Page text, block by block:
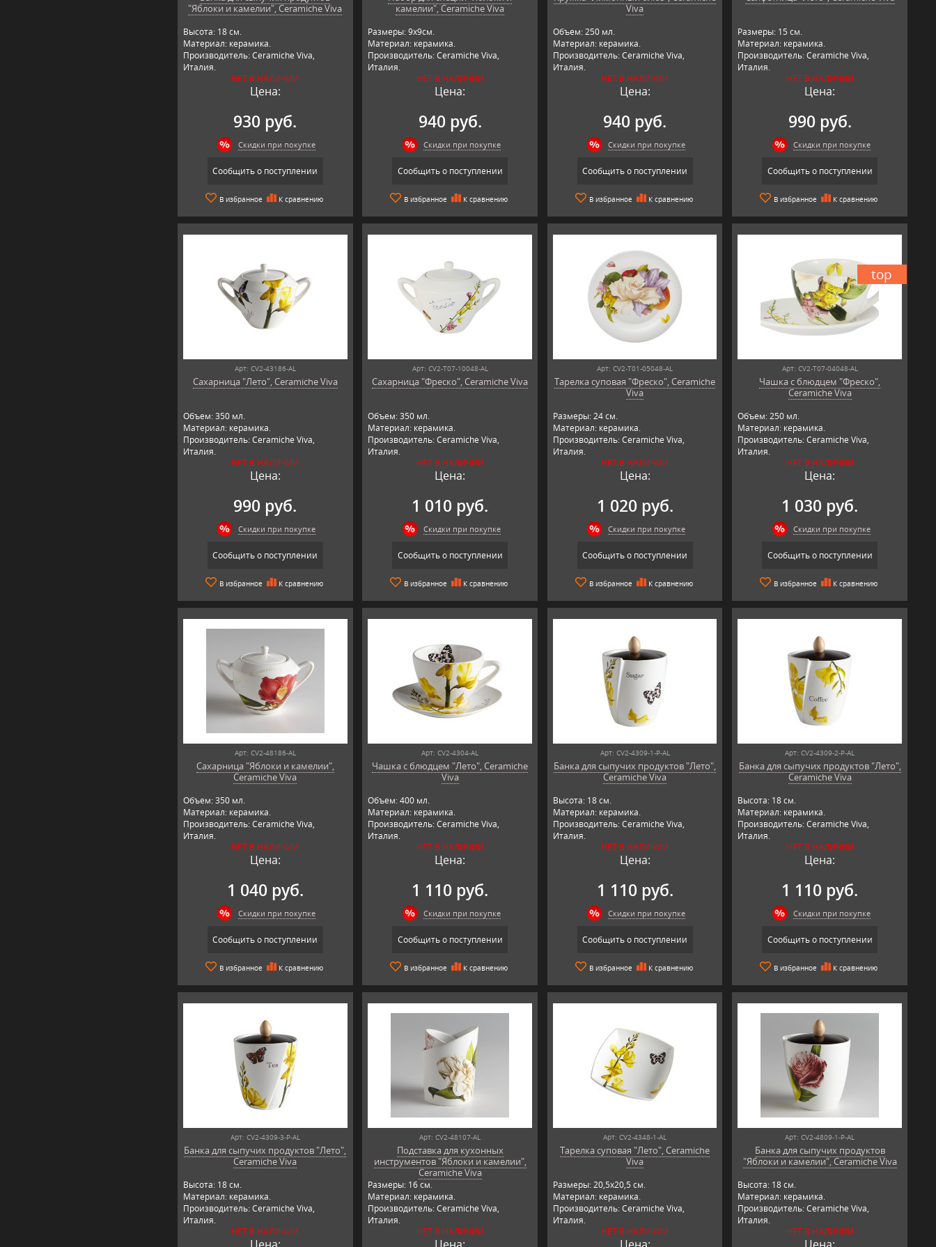
"Яблоки и камелии", Ceramiche Viva
Высота: 18 см.
Материал: керамика.
Производитель: Ceramiche Viva,
Италия.
НЕТ В НАЛИЧИИ
Цена:
930 руб.
Скидки при покупке
Сообщить о поступлении
В избранное К сравнению
камелии", Ceramiche Viva
Размеры: 9х9см.
Материал: керамика.
Производитель: Ceramiche Viva,
Италия.
НЕТ В НАЛИЧИИ
Цена:
940 руб.
Скидки при покупке
Сообщить о поступлении
В избранное К сравнению
Viva
Объем: 250 мл.
Материал: керамика.
Производитель: Ceramiche Viva,
Италия.
НЕТ В НАЛИЧИИ
Цена:
940 руб.
Скидки при покупке
Сообщить о поступлении
В избранное К сравнению
Размеры: 15 см.
Материал: керамика.
Производитель: Ceramiche Viva,
Италия.
НЕТ В НАЛИЧИИ
Цена:
990 руб.
Скидки при покупке
Сообщить о поступлении
В избранное К сравнению
Арт: CV2-43186-AL
Сахарница "Лето", Ceramiche Viva
Объем: 350 мл.
Материал: керамика.
Производитель: Ceramiche Viva,
Италия.
НЕТ В НАЛИЧИИ
Цена:
990 руб.
Скидки при покупке
Сообщить о поступлении
В избранное К сравнению
Арт: CV2-T07-10048-AL
Сахарница "Фреско", Ceramiche Viva
Объем: 350 мл.
Материал: керамика.
Производитель: Ceramiche Viva,
Италия.
НЕТ В НАЛИЧИИ
Цена:
1 010 руб.
Скидки при покупке
Сообщить о поступлении
В избранное К сравнению
Арт: CV2-T01-05048-AL
Тарелка суповая "Фреско", Ceramiche
Viva
Размеры: 24 см.
Материал: керамика.
Производитель: Ceramiche Viva,
Италия.
НЕТ В НАЛИЧИИ
Цена:
1 020 руб.
Скидки при покупке
Сообщить о поступлении
В избранное К сравнению
top
Арт: CV2-T07-04048-AL
Чашка с блюдцем "Фреско",
Ceramiche Viva
Объем: 250 мл.
Материал: керамика.
Производитель: Ceramiche Viva,
Италия.
НЕТ В НАЛИЧИИ
Цена:
1 030 руб.
Скидки при покупке
Сообщить о поступлении
В избранное К сравнению
Арт: CV2-48186-AL
Сахарница "Яблоки и камелии",
Ceramiche Viva
Объем: 350 мл.
Материал: керамика.
Производитель: Ceramiche Viva,
Италия.
НЕТ В НАЛИЧИИ
Цена:
1 040 руб.
Скидки при покупке
Сообщить о поступлении
В избранное К сравнению
Арт: CV2-4304-AL
Чашка с блюдцем "Лето", Ceramiche
Viva
Объем: 400 мл.
Материал: керамика.
Производитель: Ceramiche Viva,
Италия.
НЕТ В НАЛИЧИИ
Цена:
1 110 руб.
Скидки при покупке
Сообщить о поступлении
В избранное К сравнению
Арт: CV2-4309-1-P-AL
Банка для сыпучих продуктов "Лето",
Ceramiche Viva
Высота: 18 см.
Материал: керамика.
Производитель: Ceramiche Viva,
Италия.
НЕТ В НАЛИЧИИ
Цена:
1 110 руб.
Скидки при покупке
Сообщить о поступлении
В избранное К сравнению
Арт: CV2-4309-2-P-AL
Банка для сыпучих продуктов "Лето",
Ceramiche Viva
Высота: 18 см.
Материал: керамика.
Производитель: Ceramiche Viva,
Италия.
НЕТ В НАЛИЧИИ
Цена:
1 110 руб.
Скидки при покупке
Сообщить о поступлении
В избранное К сравнению
Арт: CV2-4309-3-P-AL
Банка для сыпучих продуктов "Лето",
Ceramiche Viva
Высота: 18 см.
Материал: керамика.
Производитель: Ceramiche Viva,
Италия.
НЕТ В НАЛИЧИИ
Арт: CV2-48107-AL
Подставка для кухонных
инструментов "Яблоки и камелии",
Ceramiche Viva
Размеры: 16 см.
Материал: керамика.
Производитель: Ceramiche Viva,
Италия.
НЕТ В НАЛИЧИИ
Арт: CV2-4348-1-AL
Тарелка суповая "Лето", Ceramiche
Viva
Размеры: 20,5х20,5 см.
Материал: керамика.
Производитель: Ceramiche Viva,
Италия.
НЕТ В НАЛИЧИИ
Арт: CV2-4809-1-P-AL
Банка для сыпучих продуктов
"Яблоки и камелии", Ceramiche Viva
Высота: 18 см.
Материал: керамика.
Производитель: Ceramiche Viva,
Италия.
НЕТ В НАЛИЧИИ